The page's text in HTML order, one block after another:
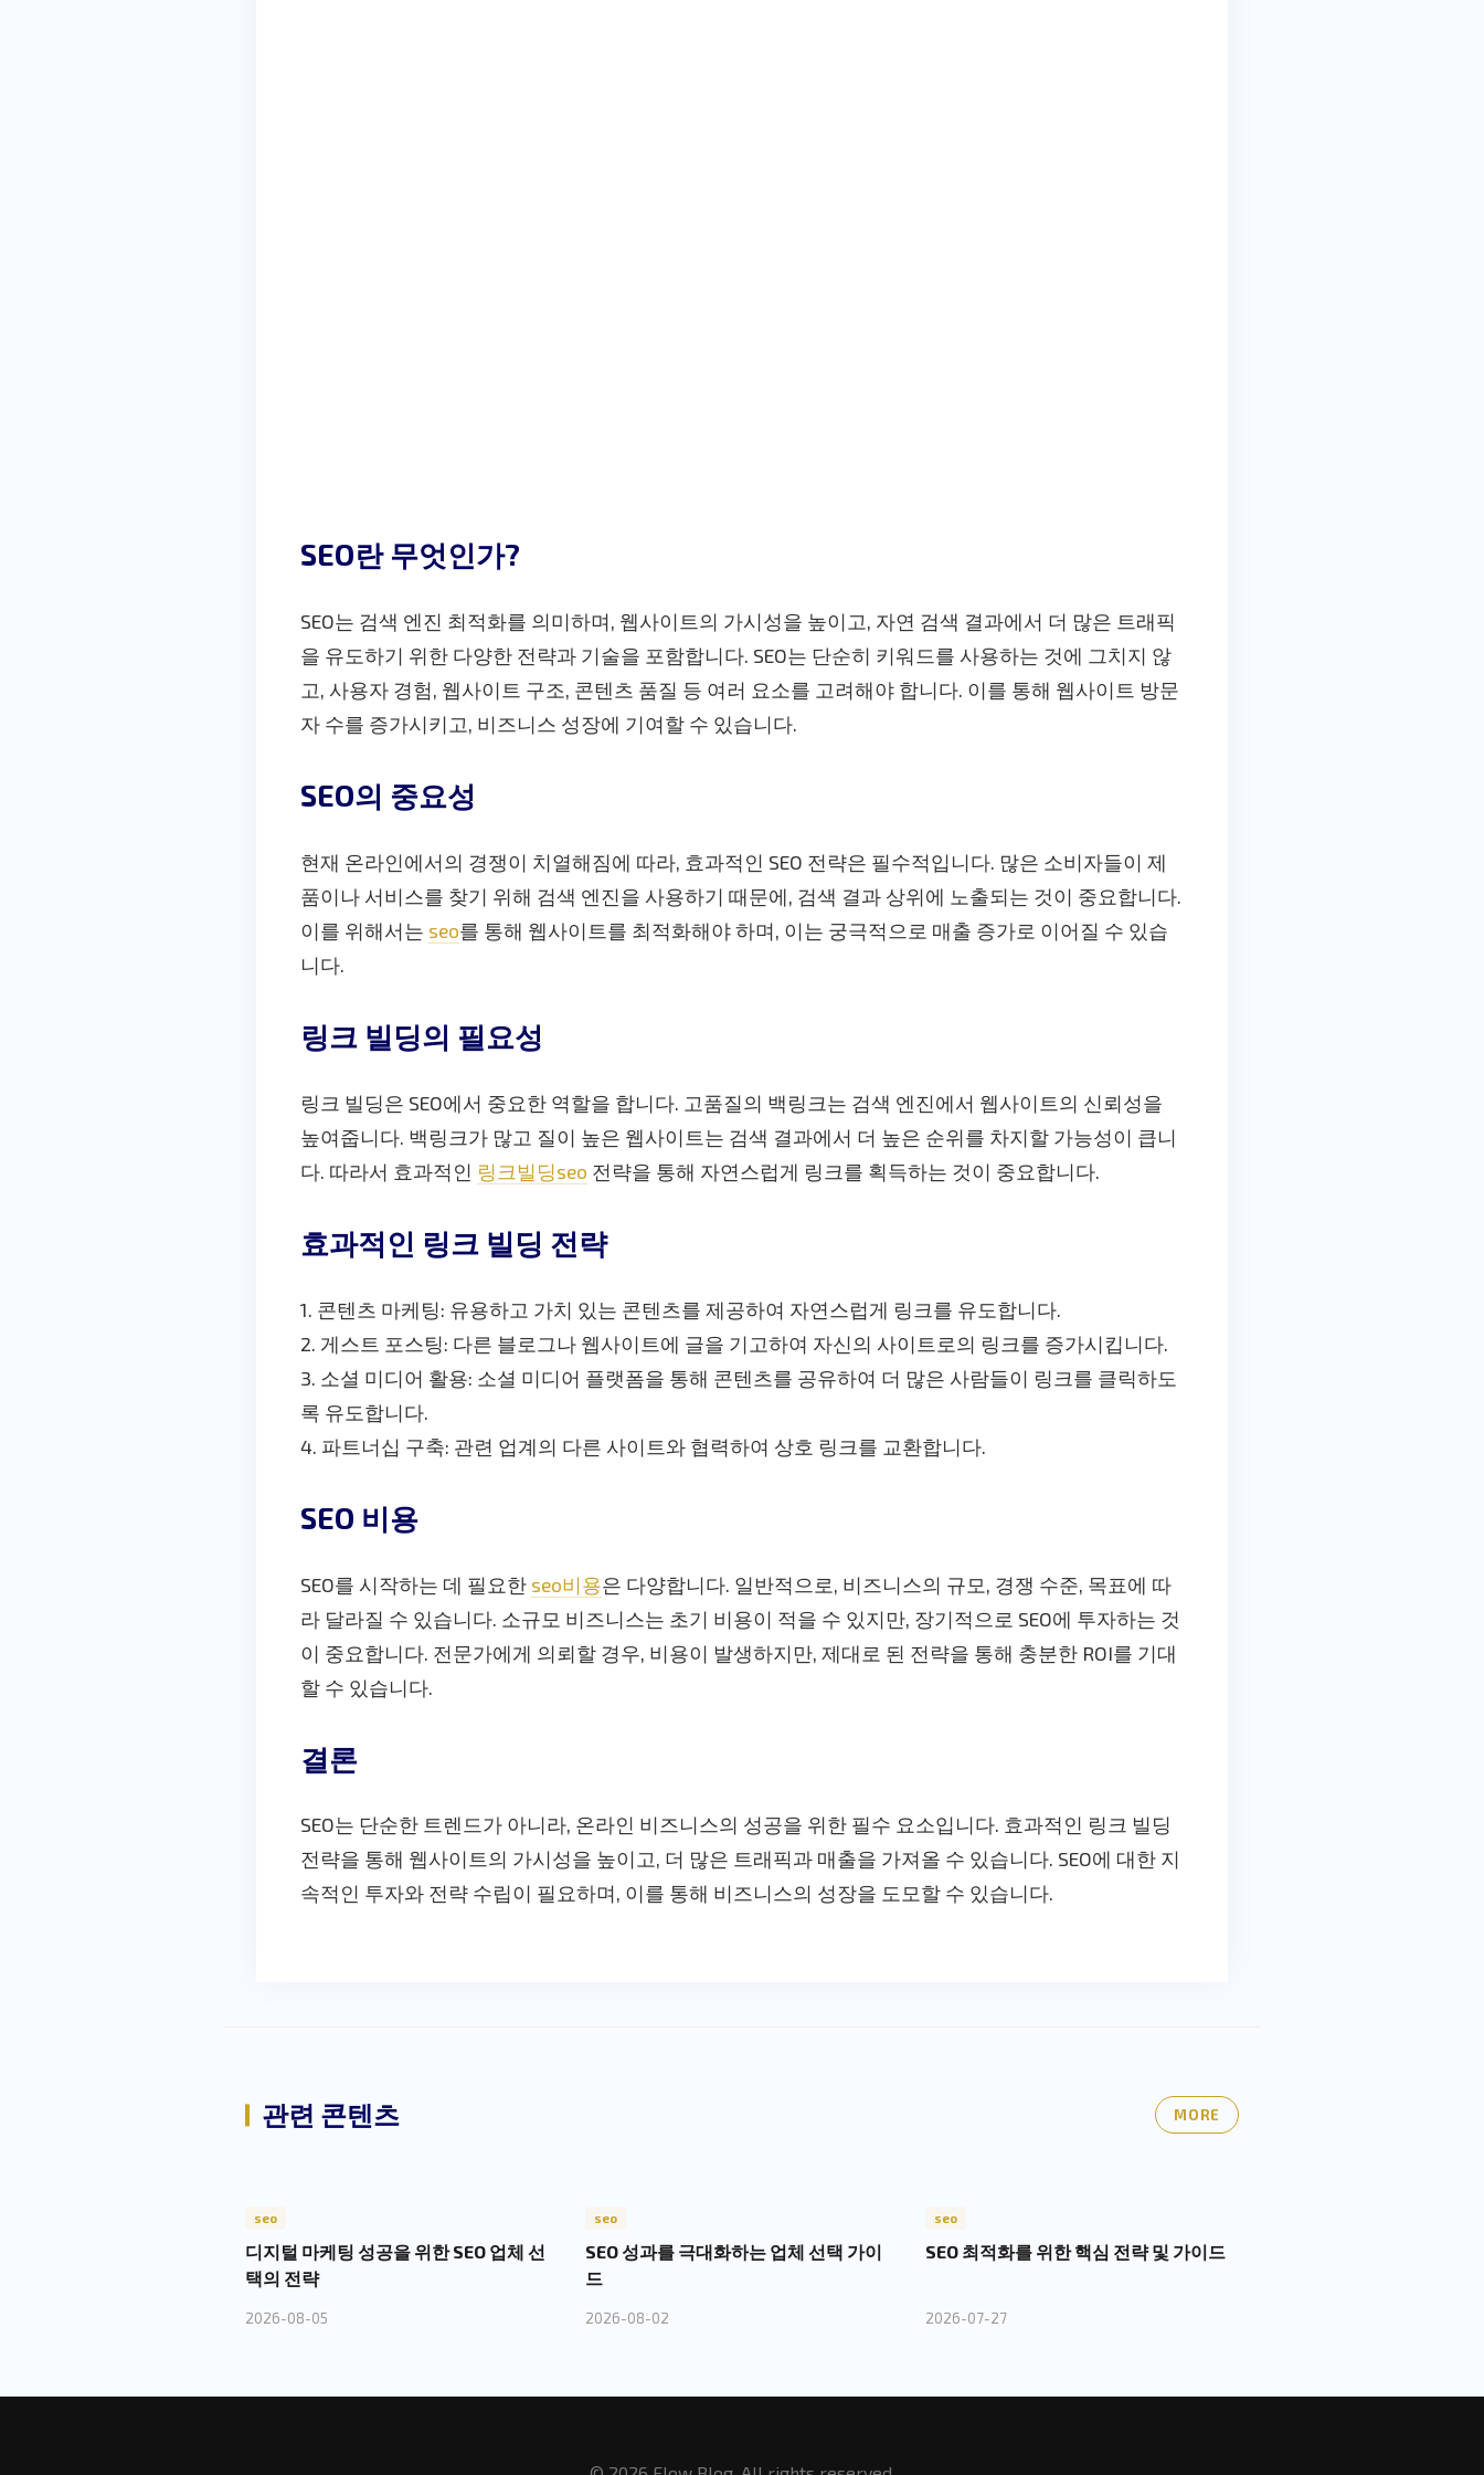
SEO란 무엇인가?
SEO는 검색 엔진 최적화를 의미하며, 웹사이트의 가시성을 높이고, 자연 검색 결과에서 더 많은 트래픽
을 유도하기 위한 다양한 전략과 기술을 포함합니다. SEO는 단순히 키워드를 사용하는 것에 그치지 않
고, 사용자 경험, 웹사이트 구조, 콘텐츠 품질 등 여러 요소를 고려해야 합니다. 이를 통해 웹사이트 방문
자 수를 증가시키고, 비즈니스 성장에 기여할 수 있습니다.
SEO의 중요성
현재 온라인에서의 경쟁이 치열해짐에 따라, 효과적인 SEO 전략은 필수적입니다. 많은 소비자들이 제
품이나 서비스를 찾기 위해 검색 엔진을 사용하기 때문에, 검색 결과 상위에 노출되는 것이 중요합니다.
이를 위해서는 seo를 통해 웹사이트를 최적화해야 하며, 이는 궁극적으로 매출 증가로 이어질 수 있습
니다.
링크 빌딩의 필요성
링크 빌딩은 SEO에서 중요한 역할을 합니다. 고품질의 백링크는 검색 엔진에서 웹사이트의 신뢰성을
높여줍니다. 백링크가 많고 질이 높은 웹사이트는 검색 결과에서 더 높은 순위를 차지할 가능성이 큽니
다. 따라서 효과적인 링크빌딩seo 전략을 통해 자연스럽게 링크를 획득하는 것이 중요합니다.
효과적인 링크 빌딩 전략
1. 콘텐츠 마케팅: 유용하고 가치 있는 콘텐츠를 제공하여 자연스럽게 링크를 유도합니다.
2. 게스트 포스팅: 다른 블로그나 웹사이트에 글을 기고하여 자신의 사이트로의 링크를 증가시킵니다.
3. 소셜 미디어 활용: 소셜 미디어 플랫폼을 통해 콘텐츠를 공유하여 더 많은 사람들이 링크를 클릭하도
록 유도합니다.
4. 파트너십 구축: 관련 업계의 다른 사이트와 협력하여 상호 링크를 교환합니다.
SEO 비용
SEO를 시작하는 데 필요한 seo비용은 다양합니다. 일반적으로, 비즈니스의 규모, 경쟁 수준, 목표에 따
라 달라질 수 있습니다. 소규모 비즈니스는 초기 비용이 적을 수 있지만, 장기적으로 SEO에 투자하는 것
이 중요합니다. 전문가에게 의뢰할 경우, 비용이 발생하지만, 제대로 된 전략을 통해 충분한 ROI를 기대
할 수 있습니다.
결론
SEO는 단순한 트렌드가 아니라, 온라인 비즈니스의 성공을 위한 필수 요소입니다. 효과적인 링크 빌딩
전략을 통해 웹사이트의 가시성을 높이고, 더 많은 트래픽과 매출을 가져올 수 있습니다. SEO에 대한 지
속적인 투자와 전략 수립이 필요하며, 이를 통해 비즈니스의 성장을 도모할 수 있습니다.
관련 콘텐츠 MORE
seo
디지털 마케팅 성공을 위한 SEO 업체 선
택의 전략
2026-08-05
seo
SEO 성과를 극대화하는 업체 선택 가이
드
2026-08-02
seo
SEO 최적화를 위한 핵심 전략 및 가이드
2026-07-27